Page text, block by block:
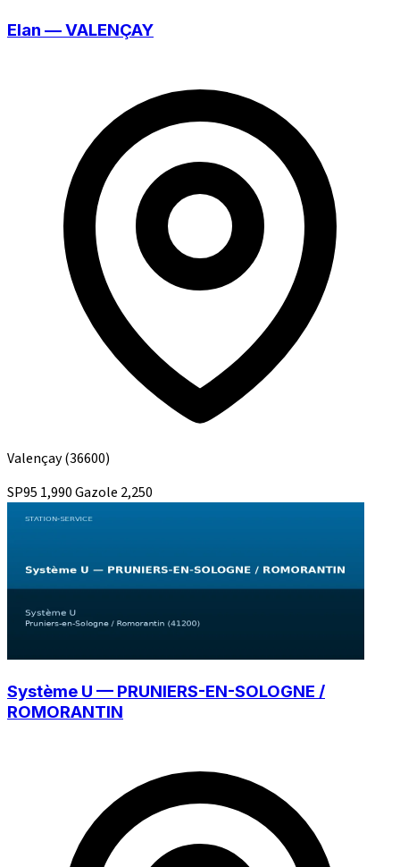
Elan — VALENÇAY
Valençay(36600)
SP95 1,990Gazole 2,250
Système U — PRUNIERS-EN-SOLOGNE /
ROMORANTIN